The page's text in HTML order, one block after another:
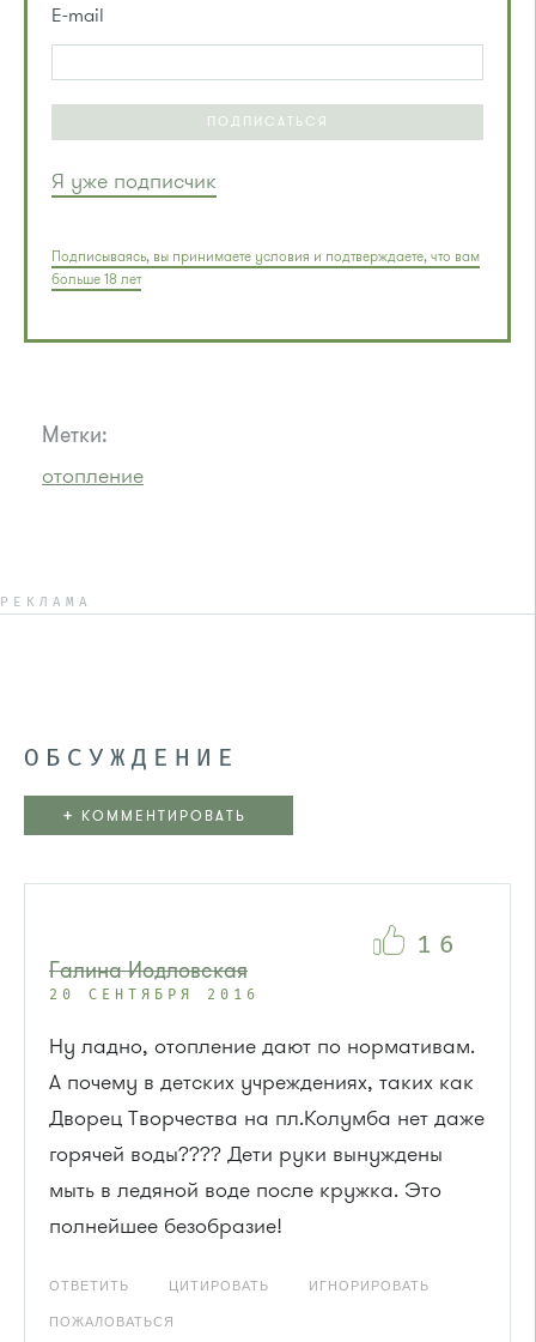
E-mail
ПОДПИСАТЬСЯ
Я уже подписчик
Подписываясь, вы принимаете условия и подтверждаете, что вам
больше 18 лет
Метки:
отопление
РЕКЛАМА
ОБСУЖДЕНИЕ
+ КОММЕНТИРОВАТЬ
Галина Иодловская
20 СЕНТЯБРЯ 2016
Ну ладно, отопление дают по нормативам.
А почему в детских учреждениях, таких как
Дворец Творчества на пл.Колумба нет даже
горячей воды???? Дети руки вынуждены
мыть в ледяной воде после кружка. Это
полнейшее безобразие!
ОТВЕТИТЬ ЦИТИРОВАТЬ ИГНОРИРОВАТЬ
ПОЖАЛОВАТЬСЯ
16